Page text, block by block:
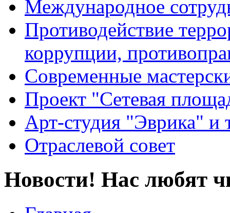
Международное
Противодействие
коррупции,
Современные
Проект "Сетевая
Арт-студия "Эврика" и
Отраслевой совет
Новости! Нас любят